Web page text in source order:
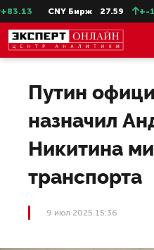
CNY Бирж 27.59 +-15.51
Путин
назначил
Никитина
транспорта
9 июл 2025 15:36